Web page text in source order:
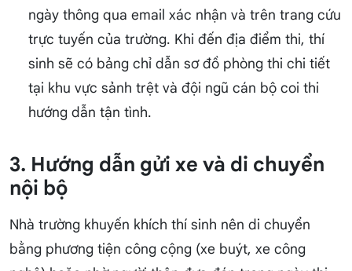
ngày thông qua email xác nhận và trên trang cứu
trực tuyến của trường. Khi đến địa điểm thi, thí
sinh sẽ có bảng chỉ dẫn sơ đồ phòng thi chi tiết
tại khu vực sảnh trệt và đội ngũ cán bộ coi thi
hướng dẫn tận tình.
3. Hướng dẫn gửi xe và di chuyển
nội bộ
Nhà trường khuyến khích thí sinh nên di chuyển
bằng phương tiện công cộng (xe buýt, xe công